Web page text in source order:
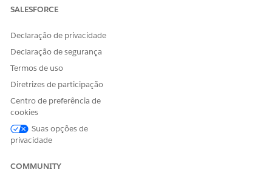
Nome da API
Exemplos de enunciados que acionam esse subagente
"Preciso de um médico psiquiátrico que esteja aceitando
novos pacientes."
triagem de câncer de pele."
SALESFORCE
Declaração de privacidade
Declaração de segurança
Termos de uso
Diretrizes de participação
Centro de preferência de
cookies
Suas opções de
privacidade
COMMUNITY